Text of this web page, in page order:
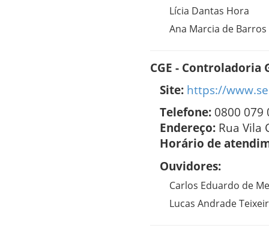
Lícia Dantas Hora
Ana Marcia de
CGE - Controladoria
Site: https://
Telefone: 0800 079
Endereço: Rua Vila
Horário de
Ouvidores:
Carlos Eduardo de
Lucas Andrade